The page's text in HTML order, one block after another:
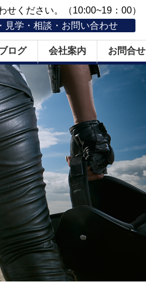
せください。（10:00~19：00）
見学・相談・お問い合わせ
ログ 会社案内 お問合せ